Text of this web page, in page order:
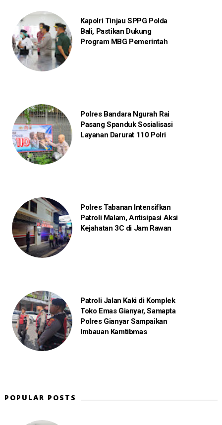
Kapolri Tinjau SPPG Polda
Bali, Pastikan Dukung
Program MBG Pemerintah
Polres Bandara Ngurah Rai
Pasang Spanduk Sosialisasi
Layanan Darurat 110 Polri
Polres Tabanan Intensifkan
Patroli Malam, Antisipasi Aksi
Kejahatan 3C di Jam Rawan
Patroli Jalan Kaki di Komplek
Toko Emas Gianyar, Samapta
Polres Gianyar Sampaikan
Imbauan Kamtibmas
POPULAR POSTS